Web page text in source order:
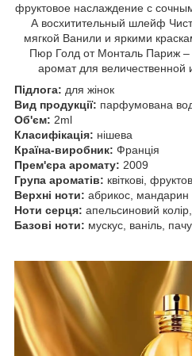
фруктовое наслаждение с
А восхитительный шлейф
мягкой Ванили и яркими
Пюр Голд от Монталь Париж –
аромат для величественной
Підлога: для жінок
Вид продукції: парфумована
Об'єм: 2ml
Класифікація: нішева
Країна-виробник: Франція
Прем'єра аромату: 2009
Група ароматів: квіткові,
Верхні ноти: абрикос, мандарин
Ноти серця: апельсиновий
Базові ноти: мускус, ваніль,